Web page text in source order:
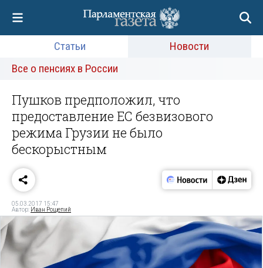
Статьи
Новости
Все о пенсиях в России
Пушков предположил, что
предоставление ЕС безвизового
режима Грузии не было
бескорыстным
05.03.2017 15:47
Автор: Иван Рощепий